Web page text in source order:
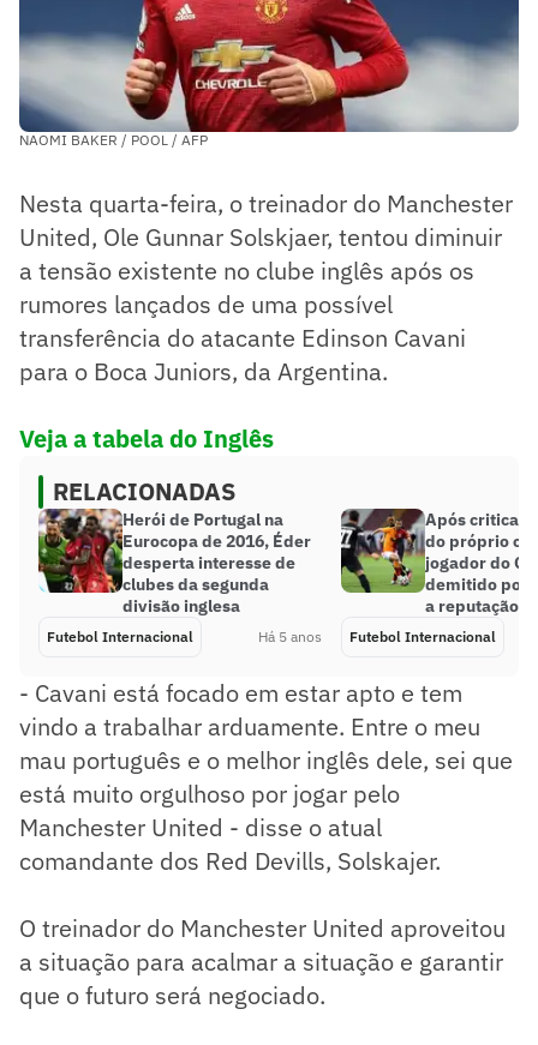
NAOMI BAKER / POOL / AFP
Nesta quarta-feira, o treinador do Manchester
United, Ole Gunnar Solskjaer, tentou diminuir
a tensão existente no clube inglês após os
rumores lançados de uma possível
transferência do atacante Edinson Cavani
para o Boca Juniors, da Argentina.
Veja a tabela do Inglês
RELACIONADAS
Herói de Portugal na
Eurocopa de 2016, Éder
desperta interesse de
clubes da segunda
divisão inglesa
Futebol Internacional Há 5 anos
Após criticar
do próprio
jogador do
demitido por
a reputação’
Futebol Internacional
- Cavani está focado em estar apto e tem
vindo a trabalhar arduamente. Entre o meu
mau português e o melhor inglês dele, sei que
está muito orgulhoso por jogar pelo
Manchester United - disse o atual
comandante dos Red Devills, Solskajer.
O treinador do Manchester United aproveitou
a situação para acalmar a situação e garantir
que o futuro será negociado.